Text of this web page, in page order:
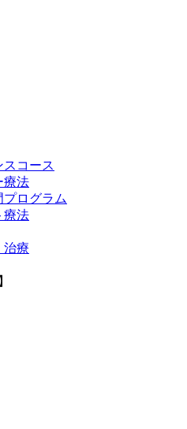
コース
療法
プログラム
療法
治療